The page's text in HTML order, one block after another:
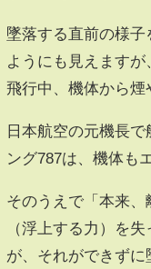
墜落する直前の様
ようにも見えます
飛行中、機体から煙
日本航空の元機長
ング787は、機体も
そのうえで「本来
（浮上する力）を
が、それができず